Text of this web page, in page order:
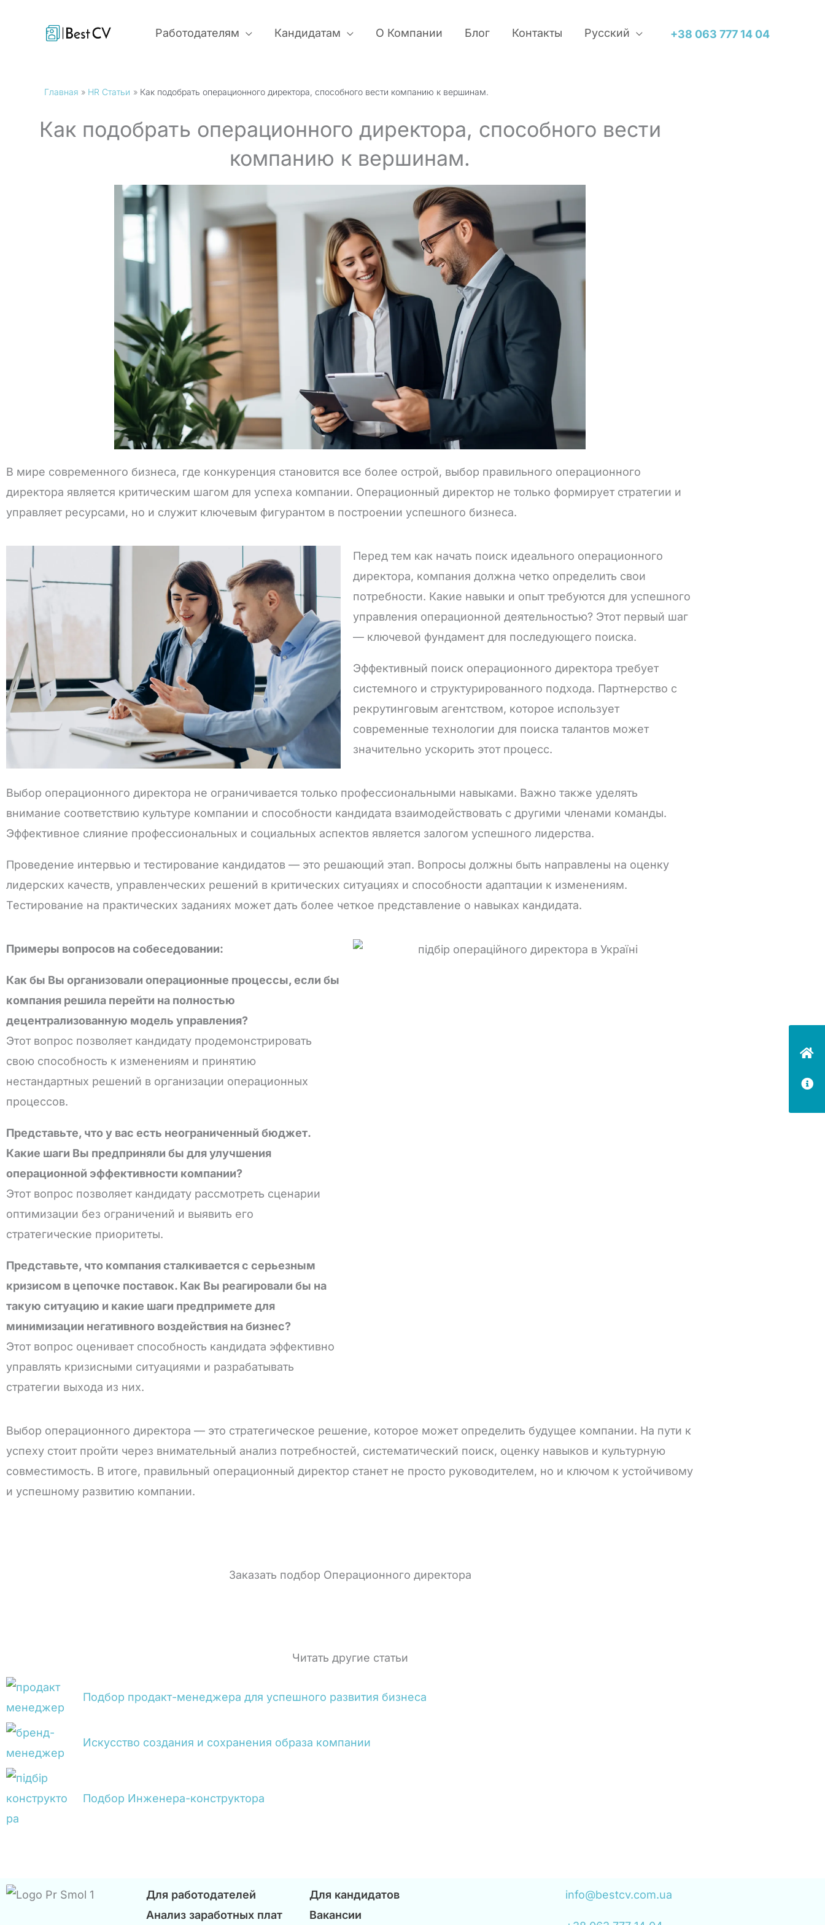
Работодателям Кандидатам О Компании Блог Контакты Русский +38 063 777 14 04
Главная HR Статьи Как подобрать операционного директора, способного вести компанию к вершинам.
Как подобрать операционного директора, способного вести
компанию к вершинам.
В мире современного бизнеса, где конкуренция становится все более острой, выбор правильного операционного
директора является критическим шагом для успеха компании. Операционный директор не только формирует стратегии и
управляет ресурсами, но и служит ключевым фигурантом в построении успешного бизнеса.
Перед тем как начать поиск идеального операционного
директора, компания должна четко определить свои
потребности. Какие навыки и опыт требуются для успешного
управления операционной деятельностью? Этот первый шаг
— ключевой фундамент для последующего поиска.
Эффективный поиск операционного директора требует
системного и структурированного подхода. Партнерство с
рекрутинговым агентством, которое использует
современные технологии для поиска талантов может
значительно ускорить этот процесс.
Выбор операционного директора не ограничивается только профессиональными навыками. Важно также уделять
внимание соответствию культуре компании и способности кандидата взаимодействовать с другими членами команды.
Эффективное слияние профессиональных и социальных аспектов является залогом успешного лидерства.
Проведение интервью и тестирование кандидатов — это решающий этап. Вопросы должны быть направлены на оценку
лидерских качеств, управленческих решений в критических ситуациях и способности адаптации к изменениям.
Тестирование на практических заданиях может дать более четкое представление о навыках кандидата.
Примеры вопросов на собеседовании:
Как бы Вы организовали операционные процессы, если бы
компания решила перейти на полностью
децентрализованную модель управления?
Этот вопрос позволяет кандидату продемонстрировать
свою способность к изменениям и принятию
нестандартных решений в организации операционных
процессов.
Представьте, что у вас есть неограниченный бюджет.
Какие шаги Вы предприняли бы для улучшения
операционной эффективности компании?
Этот вопрос позволяет кандидату рассмотреть сценарии
оптимизации без ограничений и выявить его
стратегические приоритеты.
Представьте, что компания сталкивается с серьезным
кризисом в цепочке поставок. Как Вы реагировали бы на
такую ситуацию и какие шаги предпримете для
минимизации негативного воздействия на бизнес?
Этот вопрос оценивает способность кандидата эффективно
управлять кризисными ситуациями и разрабатывать
стратегии выхода из них.
Выбор операционного директора — это стратегическое решение, которое может определить будущее компании. На пути к
успеху стоит пройти через внимательный анализ потребностей, систематический поиск, оценку навыков и культурную
совместимость. В итоге, правильный операционный директор станет не просто руководителем, но и ключом к устойчивому
и успешному развитию компании.
Заказать подбор Операционного директора
Читать другие статьи
Подбор продакт-менеджера для успешного развития бизнеса
Искусство создания и сохранения образа компании
Подбор Инженера-конструктора
Для работодателей
Анализ заработных плат
Для кандидатов
Вакансии
info@bestcv.com.ua